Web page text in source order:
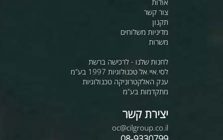
אודות
צור קשר
תקנון
מדיניות משלוחים
משרות
לחנות שלנו - לרכישה ברשת
לסי.איי.אל טכנולוגיות 1997 בע"מ
ענק האלקטרוניקה טכנולוגיות
מתקדמות בע"מ
יצירת קשר
oc@cilgroup.co.il